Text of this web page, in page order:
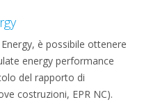
è possibile ottenere
energy performance
del rapporto di
costruzioni, EPR NC).